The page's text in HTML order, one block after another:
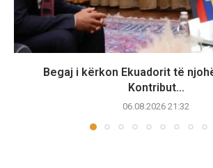
Begaj i kërkon Ekuadorit të
Kontribut...
06.08.2026 21:32